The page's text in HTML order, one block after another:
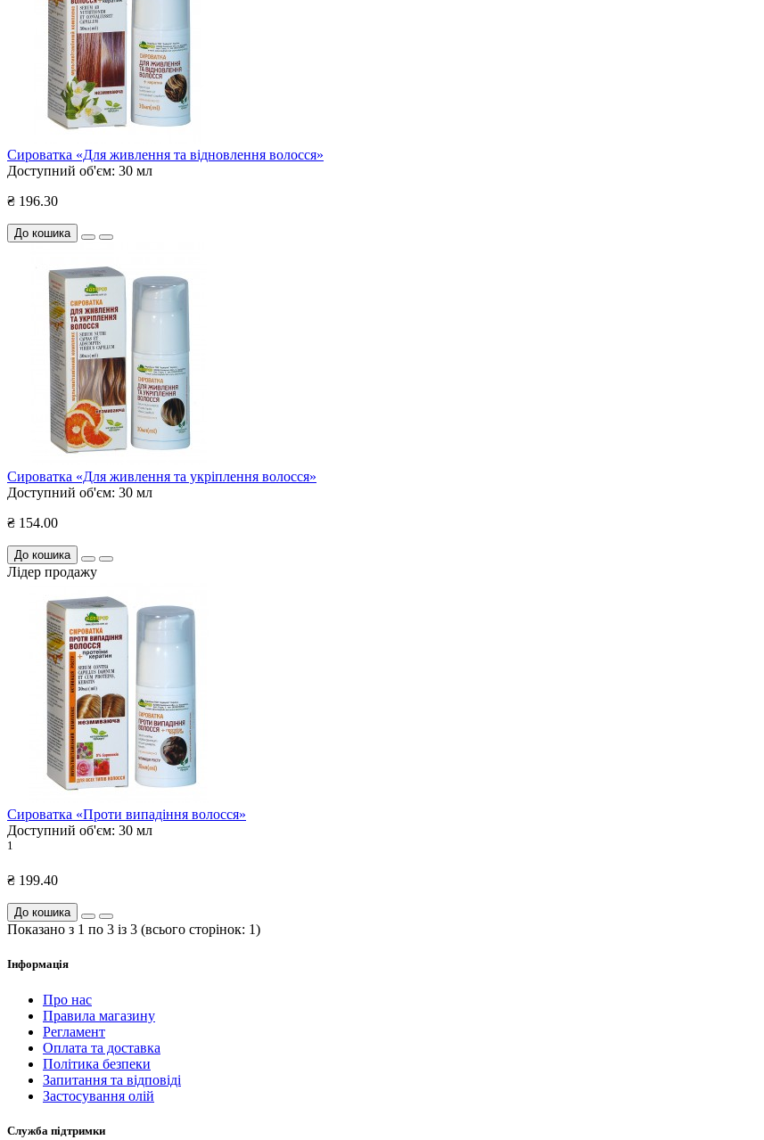
Сироватка «Для живлення та відновлення волосся»
Доступний об'єм: 30 мл
₴ 196.30
До кошика
Сироватка «Для живлення та укріплення волосся»
Доступний об'єм: 30 мл
₴ 154.00
До кошика
Лідер продажу
Сироватка «Проти випадіння волосся»
Доступний об'єм: 30 мл
1
₴ 199.40
До кошика
Показано з 1 по 3 із 3 (всього сторінок: 1)
Інформація
Про нас
Правила магазину
Регламент
Оплата та доставка
Політика безпеки
Запитання та відповіді
Застосування олій
Служба підтримки